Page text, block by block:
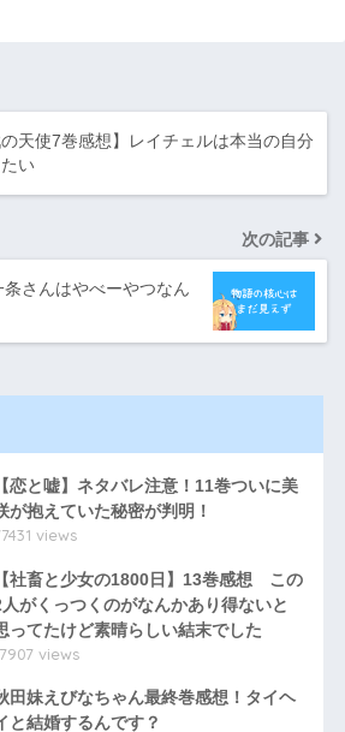
の天使7巻感想】レイチェルは本当の自分
い
次の記事
条さんはやべーやつなん
【恋と嘘】ネタバレ注意！11巻ついに美
が抱えていた秘密が判明！
views
【社畜と少女の1800日】13巻感想 この
がくっつくのがなんかあり得ないと
ってたけど素晴らしい結末でした
views
田妹えびなちゃん最終巻感想！タイヘ
と結婚するんです？